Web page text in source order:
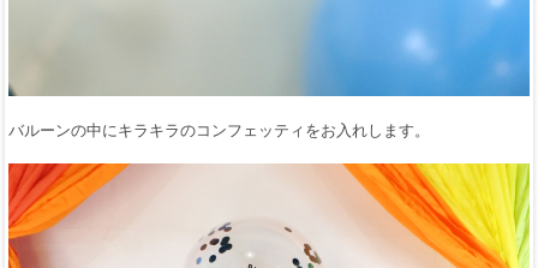
バルーンの中にキラキラのコンフェッティをお入れします。